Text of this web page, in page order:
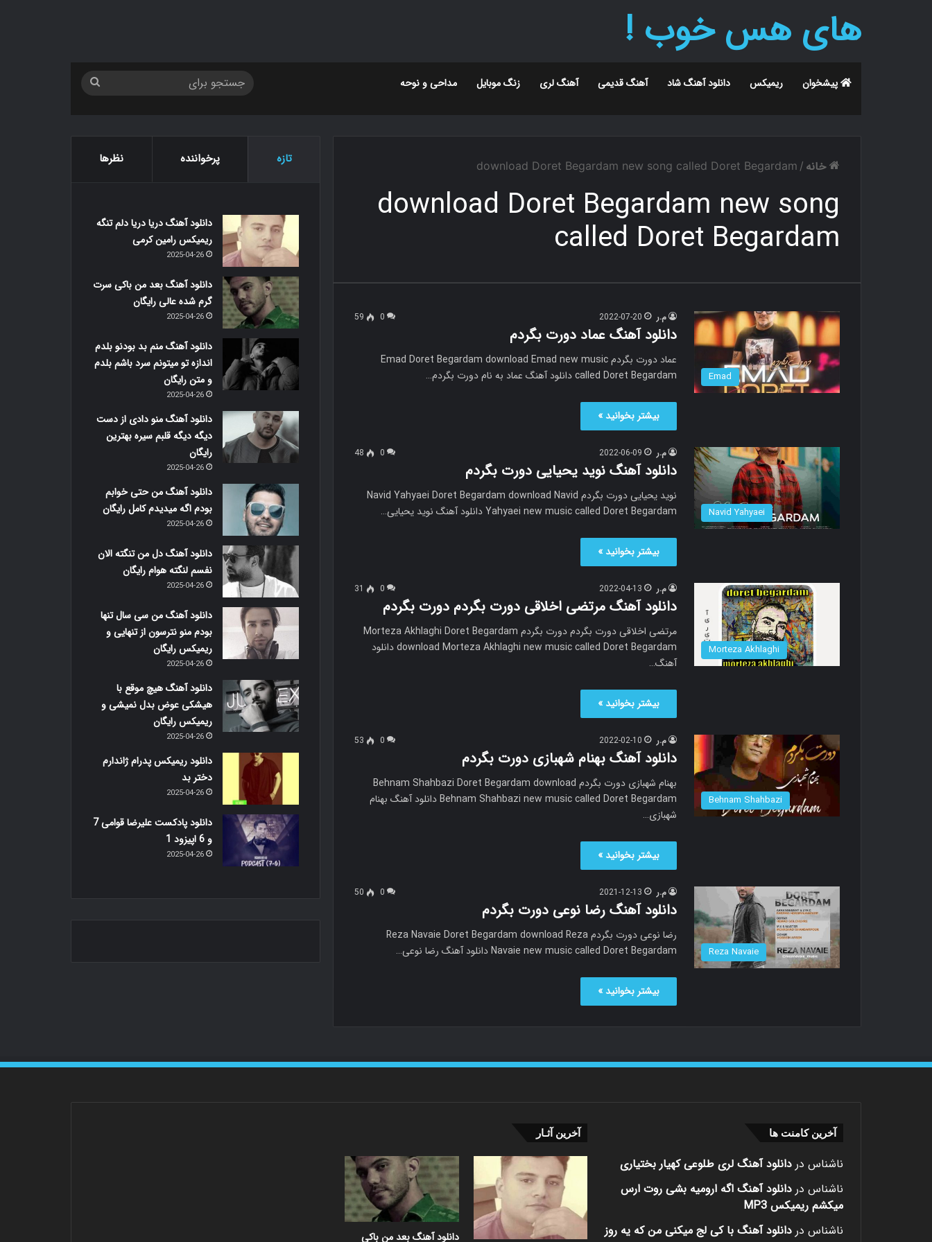
های هس خوب !
پیشخوان ریمیکس دانلود آهنگ شاد آهنگ قدیمی آهنگ لری زنگ موبایل مداحی و نوحه
خانه /
download Doret Begardam new song called Doret Begardam
download Doret Begardam new song
called Doret Begardam
Emad
م.ر 2022-07-20
0
59
دانلود آهنگ عماد دورت بگردم
عماد دورت بگردم Emad Doret Begardam download Emad new music
called Doret Begardam دانلود آهنگ عماد به نام دورت بگردم…
بیشتر بخوانید »
Navid Yahyaei
م.ر 2022-06-09
0
48
دانلود آهنگ نوید یحیایی دورت بگردم
نوید یحیایی دورت بگردم Navid Yahyaei Doret Begardam download Navid
Yahyaei new music called Doret Begardam دانلود آهنگ نوید یحیایی…
بیشتر بخوانید »
Morteza Akhlaghi
م.ر 2022-04-13
0
31
دانلود آهنگ مرتضی اخلاقی دورت بگردم دورت بگردم
مرتضی اخلاقی دورت بگردم دورت بگردم Morteza Akhlaghi Doret Begardam
download Morteza Akhlaghi new music called Doret Begardam دانلود
آهنگ…
بیشتر بخوانید »
Behnam Shahbazi
م.ر 2022-02-10
0
53
دانلود آهنگ بهنام شهبازی دورت بگردم
بهنام شهبازی دورت بگردم Behnam Shahbazi Doret Begardam download
Behnam Shahbazi new music called Doret Begardam دانلود آهنگ بهنام
شهبازی…
بیشتر بخوانید »
Reza Navaie
م.ر 2021-12-13
0
50
دانلود آهنگ رضا نوعی دورت بگردم
رضا نوعی دورت بگردم Reza Navaie Doret Begardam download Reza
Navaie new music called Doret Begardam دانلود آهنگ رضا نوعی…
بیشتر بخوانید »
تازه پرخواننده نظرها
دانلود آهنگ دریا دریا دلم تنگه
ریمیکس رامین کرمی
2025-04-26
دانلود آهنگ بعد من باکی سرت
گرم شده عالی رایگان
2025-04-26
دانلود آهنگ منم بد بودنو بلدم
اندازه تو میتونم سرد باشم بلدم
و متن رایگان
2025-04-26
دانلود آهنگ منو دادی از دست
دیگه دیگه قلبم سیره بهترین
رایگان
2025-04-26
دانلود آهنگ من حتی خوابم
بودم اگه میدیدم کامل رایگان
2025-04-26
دانلود آهنگ دل من تنگته الان
نفسم لنگته هوام رایگان
2025-04-26
دانلود آهنگ من سی سال تنها
بودم منو نترسون از تنهایی و
ریمیکس رایگان
2025-04-26
دانلود آهنگ هیچ موقع با
هیشکی عوض بدل نمیشی و
ریمیکس رایگان
2025-04-26
دانلود ریمیکس پدرام ژاندارم
دختر بد
2025-04-26
دانلود پادکست علیرضا قوامی 7
و 6 اپیزود 1
2025-04-26
آخرین کامنت ها
ناشناس در دانلود آهنگ لری طلوعی کهیار بختیاری
ناشناس در دانلود آهنگ اگه ارومیه بشی روت ارس
میکشم ریمیکس MP3
ناشناس در دانلود آهنگ با کی لج میکنی من که یه روز
آخرین آثـار
دانلود آهنگ بعد من باکی